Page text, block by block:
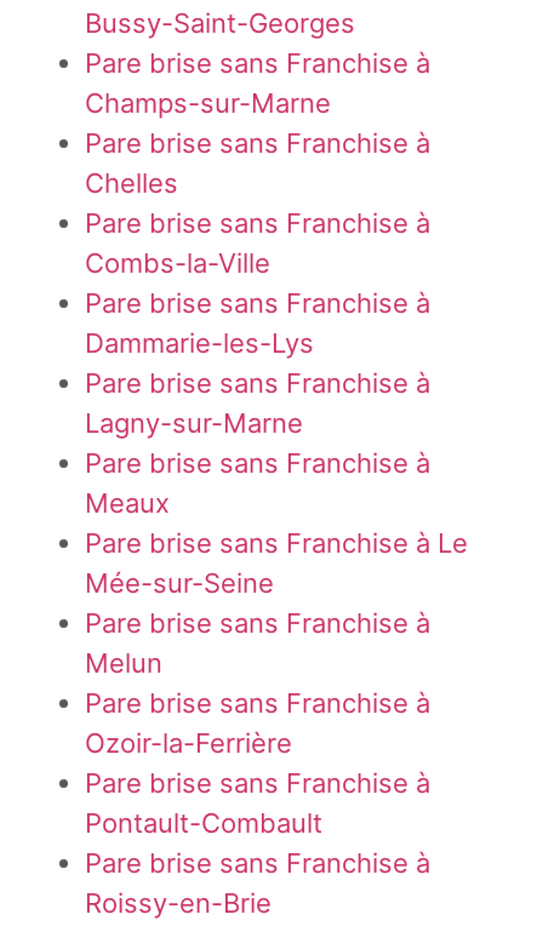
Bussy-Saint-Georges
Pare brise sans Franchise à
Champs-sur-Marne
Pare brise sans Franchise à
Chelles
Pare brise sans Franchise à
Combs-la-Ville
Pare brise sans Franchise à
Dammarie-les-Lys
Pare brise sans Franchise à
Lagny-sur-Marne
Pare brise sans Franchise à
Meaux
Pare brise sans Franchise à Le
Mée-sur-Seine
Pare brise sans Franchise à
Melun
Pare brise sans Franchise à
Ozoir-la-Ferrière
Pare brise sans Franchise à
Pontault-Combault
Pare brise sans Franchise à
Roissy-en-Brie